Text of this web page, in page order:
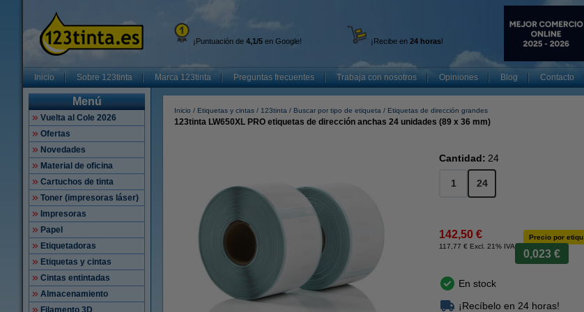
¡Puntuación de 4,1/5 en Google! ¡Recibe en 24 horas!
Inicio Sobre 123tinta Marca 123tinta Preguntas frecuentes Trabaja con nosotros Opiniones Blog Contacto
Menú
Vuelta al Cole 2026
Ofertas
Novedades
Material de oficina
Cartuchos de tinta
Toner (impresoras láser)
Impresoras
Papel
Etiquetadoras
Etiquetas y cintas
Cintas entintadas
Almacenamiento
Filamento 3D
Inicio Etiquetas y cintas 123tinta Buscar por tipo de etiqueta Etiquetas de dirección grandes
123tinta LW650XL PRO etiquetas de dirección anchas 24 unidades (89 x 36 mm)
Cantidad: 24
1 24
142,50 €
117,77 € Excl. 21% IVA
Precio por etiqu
0,023 €
En stock
¡Recíbelo en 24 horas!